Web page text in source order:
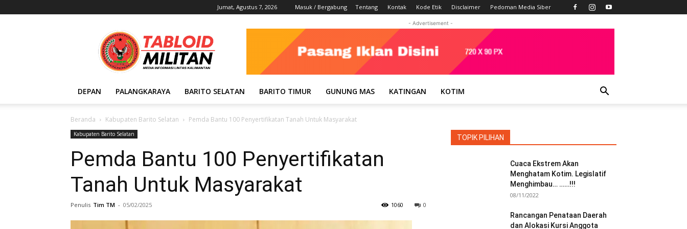
Jumat, Agustus 7, 2026 Masuk / Bergabung Tentang Kontak Kode Etik Disclaimer Pedoman Media Siber
Tabloid
Militan
- Advertisement -
DEPAN PALANGKARAYA BARITO SELATAN BARITO TIMUR GUNUNG MAS KATINGAN KOTIM
Beranda Kabupaten Barito Selatan Pemda Bantu 100 Penyertifikatan Tanah Untuk Masyarakat
Kabupaten Barito Selatan
Pemda Bantu 100 Penyertifikatan
Tanah Untuk Masyarakat
Penulis Tim TM - 05/02/2025 0
1060
TOPIK PILIHAN
Cuaca Ekstrem Akan
Menghatam Kotim. Legislatif
Menghimbau… ……!!!
08/11/2022
Rancangan Penataan Daerah
dan Alokasi Kursi Anggota